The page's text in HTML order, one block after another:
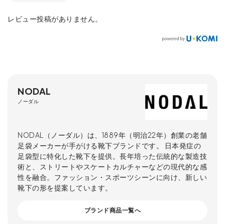
レビュー投稿がありません。
NODAL
ノーダル
NODAL（ノーダル）は、1889年（明治22年）創業の老舗
足袋メーカーが手がける靴下ブランドです。 日本発症の
足袋型に特化した靴下を提供。長年培った伝統的な製造技
術と、ストリートやスケートカルチャーなどの現代的な感
性を融合。ファッション・スポーツシーンに向け、新しい
靴下の形を提案しています。
ブランド商品一覧へ